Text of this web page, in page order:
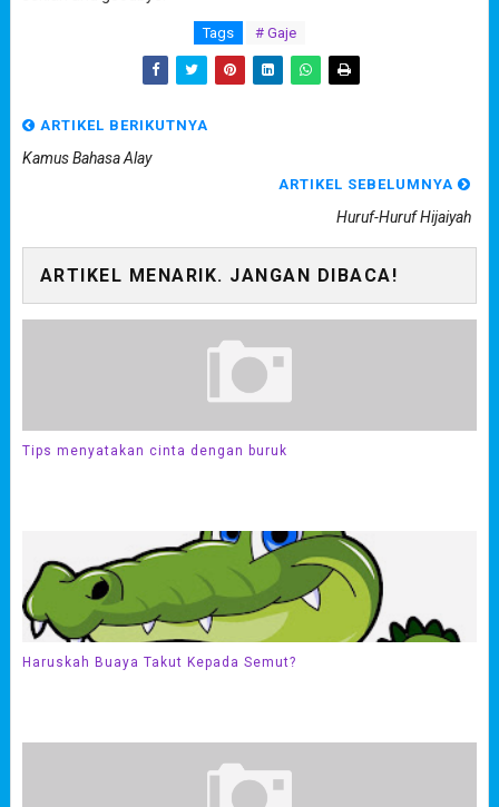
Tags # Gaje
ARTIKEL BERIKUTNYA
Kamus Bahasa Alay
ARTIKEL SEBELUMNYA
Huruf-Huruf Hijaiyah
ARTIKEL MENARIK. JANGAN DIBACA!
Tips menyatakan cinta dengan buruk
Haruskah Buaya Takut Kepada Semut?